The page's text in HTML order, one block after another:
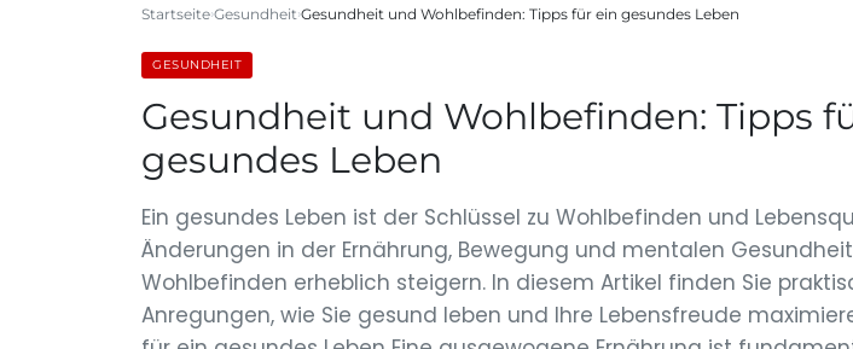
Startseite Gesundheit Gesundheit und Wohlbefinden: Tipps für ein gesundes Leben
GESUNDHEIT
Gesundheit und Wohlbefinden: Tipps
gesundes Leben
Ein gesundes Leben ist der Schlüssel zu Wohlbefinden und
Änderungen in der Ernährung, Bewegung und mentalen
Wohlbefinden erheblich steigern. In diesem Artikel finden Sie
Anregungen, wie Sie gesund leben und Ihre Lebensfreude